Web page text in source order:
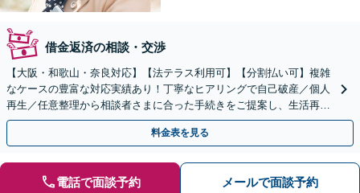
借金返済の相談・交渉
【大阪・和歌山・奈良対応】【法テラス利用可】【分割払い可】複雑
なケースの豊富な対応実績あり！丁寧なヒアリングで自己破産／個人
再生／任意整理から相談者さまに合った手続きをご提案し、生活再建
に向けて全力でサポートします【完全個室】
料金表を見る
電話で面談予約 メールで面談予約